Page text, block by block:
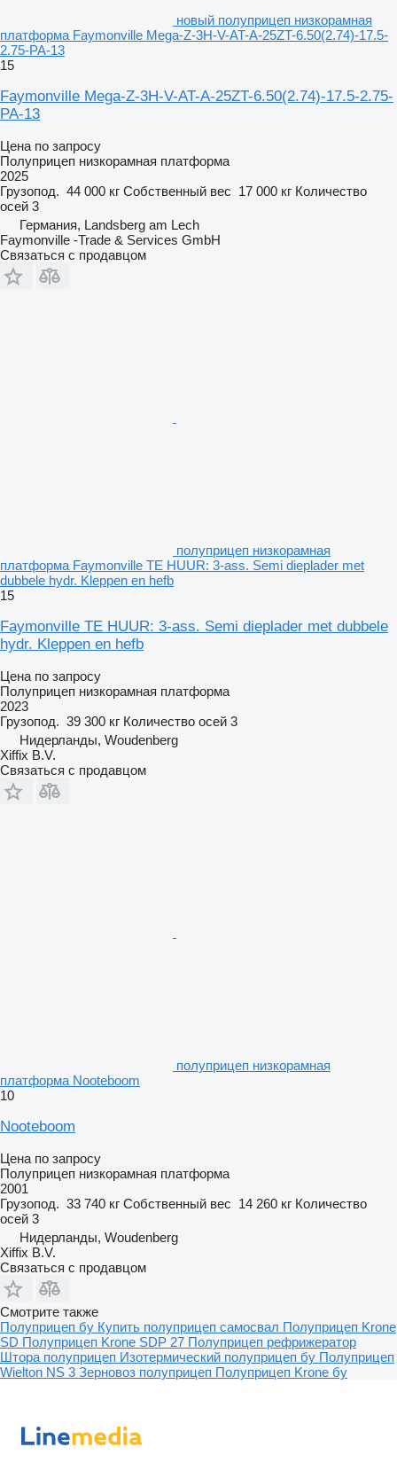
новый полуприцеп низкорамная
платформа Faymonville Mega-Z-3H-V-AT-A-25ZT-6.50(2.74)-17.5-
2.75-PA-13
15
Faymonville Mega-Z-3H-V-AT-A-25ZT-6.50(2.74)-17.5-2.75-
PA-13
Цена по запросу
Полуприцеп низкорамная платформа
2025
Грузопод. 44 000 кг Собственный вес 17 000 кг Количество
осей 3
Германия, Landsberg am Lech
Faymonville -Trade & Services GmbH
Связаться с продавцом
полуприцеп низкорамная
платформа Faymonville TE HUUR: 3-ass. Semi dieplader met
dubbele hydr. Kleppen en hefb
15
Faymonville TE HUUR: 3-ass. Semi dieplader met dubbele
hydr. Kleppen en hefb
Цена по запросу
Полуприцеп низкорамная платформа
2023
Грузопод. 39 300 кг Количество осей 3
Нидерланды, Woudenberg
Xiffix B.V.
Связаться с продавцом
полуприцеп низкорамная
платформа Nooteboom
10
Nooteboom
Цена по запросу
Полуприцеп низкорамная платформа
2001
Грузопод. 33 740 кг Собственный вес 14 260 кг Количество
осей 3
Нидерланды, Woudenberg
Xiffix B.V.
Связаться с продавцом
Смотрите также
Полуприцеп бу Купить полуприцеп самосвал Полуприцеп Krone
SD Полуприцеп Krone SDP 27 Полуприцеп рефрижератор
Штора полуприцеп Изотермический полуприцеп бу Полуприцеп
Wielton NS 3 Зерновоз полуприцеп Полуприцеп Krone бу